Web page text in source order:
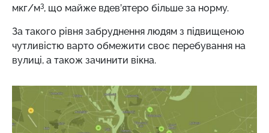
мкг/м3, що майже вдев’ятеро більше за норму.
За такого рівня забруднення людям з підвищеною
чутливістю варто обмежити своє перебування на
вулиці, а також зачинити вікна.